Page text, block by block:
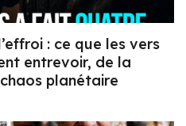
: ce que les vers
entrevoir, de la
planétaire